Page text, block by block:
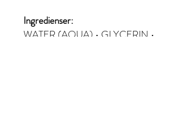
Ingredienser:
WATER (AQUA) • GLYCERIN •